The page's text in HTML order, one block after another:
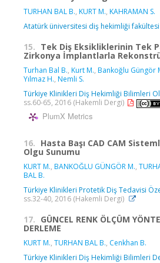
TURHAN BAL B., KURT M., KAHRAMAN S.
Atatürk üniversitesi diş hekimliği
15. Tek Diş Eksikliklerinin Tek
Zirkonya İmplantlarla
Turhan Bal B., Kurt M., Bankoğlu Güngör
Yılmaz H., Nemli S.
Türkiye Klinikleri Diş Hekimliği Bilimleri
ss.60-65, 2016 (Hakemli Dergi)
PlumX Metrics
16. Hasta Başı CAD CAM
Olgu Sunumu
KURT M., BANKOĞLU GÜNGÖR M.,
BAL B.
Türkiye Klinikleri Protetik Diş Tedavisi
ss.32-40, 2016 (Hakemli Dergi)
17. GÜNCEL RENK ÖLÇÜM
DERLEME
KURT M., TURHAN BAL B., Cenkhan B.
Türkiye Klinikleri Diş Hekimliği Bilimleri